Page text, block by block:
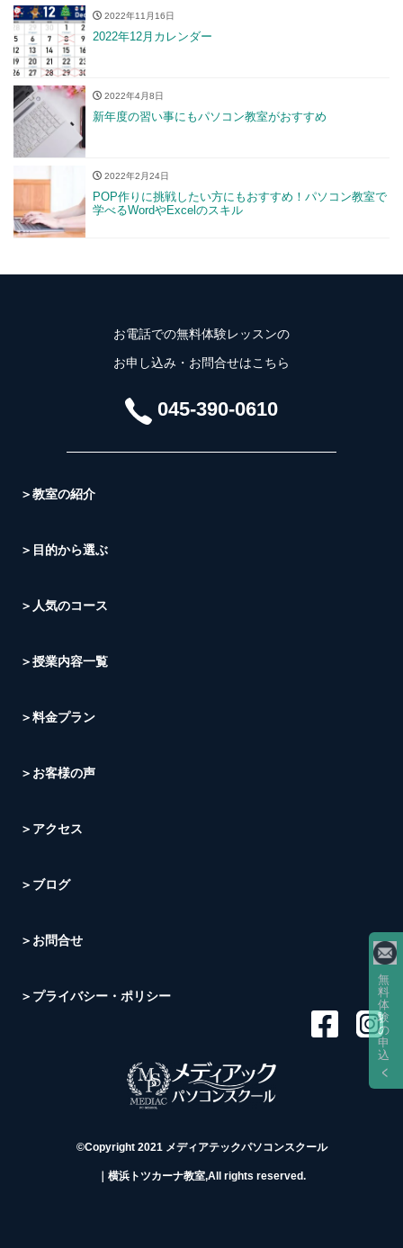
2022年11月16日
2022年12月カレンダー
2022年4月8日
新年度の習い事にもパソコン教室がおすすめ
2022年2月24日
POP作りに挑戦したい方にもおすすめ！パソコン教室で
学べるWordやExcelのスキル
お電話での無料体験レッスンの
お申し込み・お問合せはこちら
045-390-0610
＞教室の紹介
＞目的から選ぶ
＞人気のコース
＞授業内容一覧
＞料金プラン
＞お客様の声
＞アクセス
＞ブログ
＞お問合せ
＞プライバシー・ポリシー
©Copyright 2021 メディアテックパソコンスクール
｜横浜トツカーナ教室,All rights reserved.
無
料
体
験
の
申
込